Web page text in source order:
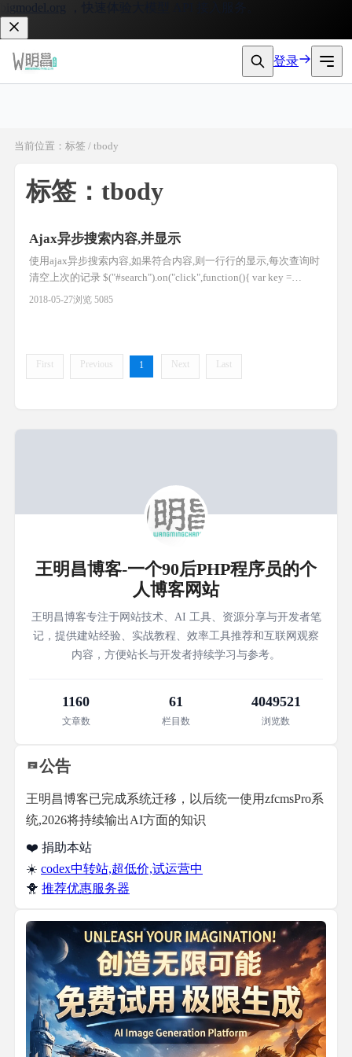
登录
当前位置：标签 / tbody
标签：tbody
Ajax异步搜索内容,并显示
使用ajax异步搜索内容,如果符合内容,则一行行的显示,每次查询时
清空上次的记录 $("#search").on("click",function(){ var key =
$("#keywords").val(); //异步获取信息 var url = '__URL__/search';
2018-05-27浏览 5085
First Previous 1 Next Last
王明昌博客-一个90后PHP程序员的个
人博客网站
王明昌博客专注于网站技术、AI 工具、资源分享与开发者笔
记，提供建站经验、实战教程、效率工具推荐和互联网观察
内容，方便站长与开发者持续学习与参考。
1160
文章数
61
栏目数
4049521
浏览数
公告
王明昌博客已完成系统迁移，以后统一使用zfcmsPro系
统,2026将持续输出AI方面的知识
❤️ 捐助本站
☀️ codex中转站,超低价,试运营中
🐥 推荐优惠服务器